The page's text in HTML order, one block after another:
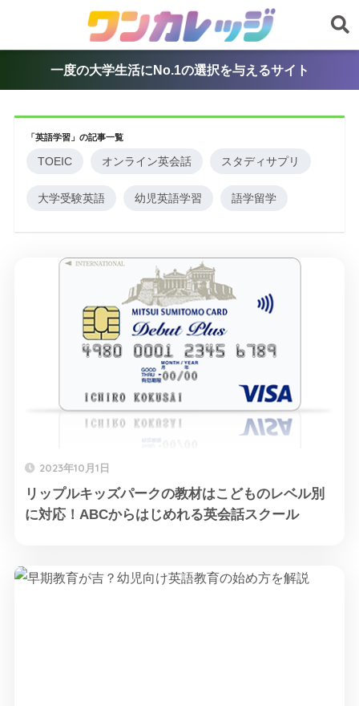
一度の大学生活にNo.1の選択を与えるサイト
「英語学習」の記事一覧
TOEIC オンライン英会話 スタディサプリ
大学受験英語 幼児英語学習 語学留学
2023年10月1日
リップルキッズパークの教材はこどものレベル別
に対応！ABCからはじめれる英会話スクール